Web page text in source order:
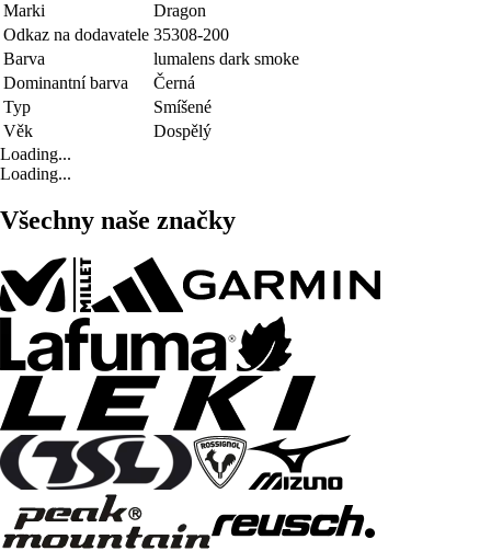
Marki
Dragon
Odkaz na dodavatele 35308-200
Barva
lumalens dark smoke
Dominantní barva
Černá
Typ
Smíšené
Věk
Dospělý
Loading...
Loading...
Všechny naše značky